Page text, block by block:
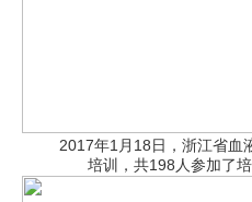
2017年1月18日，浙江省血
培训，共198人参加了